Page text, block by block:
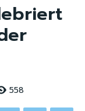
558